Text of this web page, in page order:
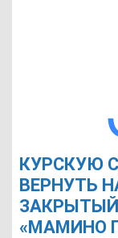
КУРСКУЮ
ВЕРНУТЬ
«МАМИНО